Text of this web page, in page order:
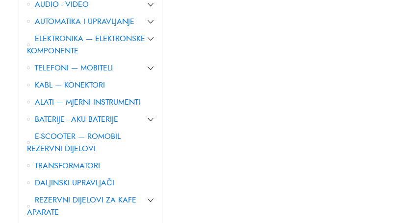
AUDIO - VIDEO
AUTOMATIKA I UPRAVLJANJE
ELEKTRONIKA — ELEKTRONSKE
KOMPONENTE
TELEFONI — MOBITELI
KABL — KONEKTORI
ALATI — MJERNI INSTRUMENTI
BATERIJE - AKU BATERIJE
E-SCOOTER — ROMOBIL
REZERVNI DIJELOVI
TRANSFORMATORI
DALJINSKI UPRAVLJAČI
REZERVNI DIJELOVI ZA KAFE
APARATE